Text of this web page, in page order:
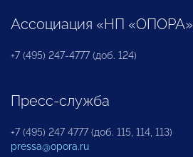
Ассоциация «НП «ОПОРА»
+7 (495) 247-4777 (доб. 124)
Пресс-служба
+7 (495) 247 4777 (доб. 115, 114, 113)
pressa@opora.ru